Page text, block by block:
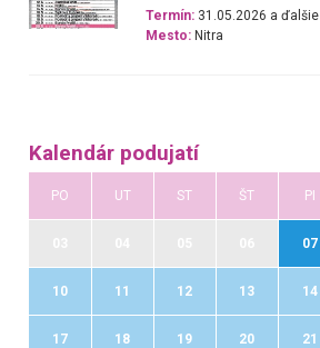
Termín: 31.05.2026 a ďalšie
Mesto: Nitra
Kalendár podujatí
PO UT ST ŠT PI
07
10 11 12 13 14
17 18 19 20 21